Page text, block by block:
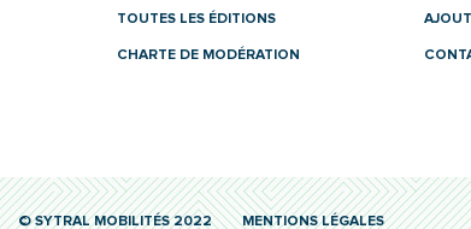
TOUTES LES ÉDITIONS
CHARTE DE MODÉRATION
© SYTRAL MOBILITÉS 2022 MENTIONS LÉGALES